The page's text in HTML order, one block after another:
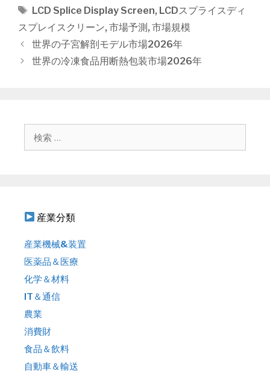
テ
ゴ
ー
タ
グ
LCD Splice Display Screen, LCDスプライスディ
スプレイスクリーン, 市場予測 , 市場規模
投
稿
世界の子宮解剖モデル市場2026年
世界の冷凍食品用断熱包装市場2026年
産業分類
産業機械&装置
医薬品＆医療
化学＆材料
IT＆通信
農業
消費財
食品＆飲料
自動車＆輸送